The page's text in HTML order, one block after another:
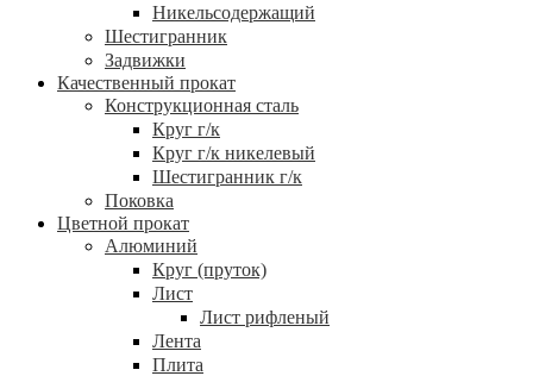
Никельсодержащий
Шестигранник
Задвижки
Качественный прокат
Конструкционная сталь
Круг г/к
Круг г/к никелевый
Шестигранник г/к
Поковка
Цветной прокат
Алюминий
Круг (пруток)
Лист
Лист рифленый
Лента
Плита